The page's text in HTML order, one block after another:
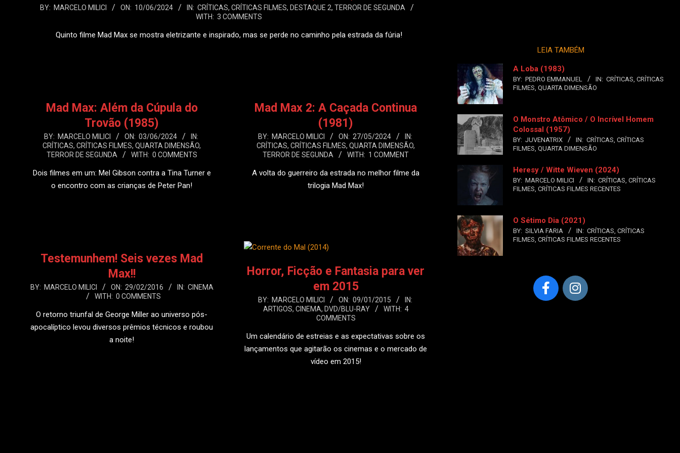
2024-
BY: MARCELO MILICI ON: 10/06/2024 IN: CRÍTICAS, CRÍTICAS FILMES, DESTAQUE 2, TERROR DE SEGUNDA
WITH: 3 COMMENTS
Quinto filme Mad Max se mostra eletrizante e inspirado, mas se perde no caminho pela estrada da fúria!
Mad Max: Além da Cúpula do
Trovão (1985)
2024-BY: MARCELO MILICI ON: 03/06/2024
IN:
CRÍTICAS, CRÍTICAS FILMES, QUARTA DIMENSÃO,
TERROR DE SEGUNDA
WITH: 0 COMMENTS
Dois filmes em um: Mel Gibson contra a Tina Turner e
o encontro com as crianças de Peter Pan!
Mad Max 2: A Caçada Continua
(1981)
2024-BY: MARCELO MILICI ON: 27/05/2024
IN:
CRÍTICAS, CRÍTICAS FILMES, QUARTA DIMENSÃO,
TERROR DE SEGUNDA
WITH: 1 COMMENT
A volta do guerreiro da estrada no melhor filme da
trilogia Mad Max!
Testemunhem! Seis vezes Mad
Max!!
2016-
29
BY: MARCELO MILICI ON: 29/02/2016 IN: CINEMA
WITH: 0 COMMENTS
O retorno triunfal de George Miller ao universo pós-
apocalíptico levou diversos prêmios técnicos e roubou
a noite!
Horror, Ficção e Fantasia para ver
em 2015
2015-BY: MARCELO MILICI ON: 09/01/2015
IN:
ARTIGOS, CINEMA, DVD/BLU-RAY WITH: 4
COMMENTS
Um calendário de estreias e as expectativas sobre os
lançamentos que agitarão os cinemas e o mercado de
vídeo em 2015!
LEIA TAMBÉM
A Loba (1983)
BY: PEDRO EMMANUEL IN: CRÍTICAS, CRÍTICAS
FILMES, QUARTA DIMENSÃO
O Monstro Atômico / O Incrível Homem
Colossal (1957)
BY: JUVENATRIX IN: CRÍTICAS, CRÍTICAS
FILMES, QUARTA DIMENSÃO
Heresy / Witte Wieven (2024)
BY: MARCELO MILICI IN: CRÍTICAS, CRÍTICAS
FILMES, CRÍTICAS FILMES RECENTES
O Sétimo Dia (2021)
BY: SILVIA FARIA IN: CRÍTICAS, CRÍTICAS
FILMES, CRÍTICAS FILMES RECENTES